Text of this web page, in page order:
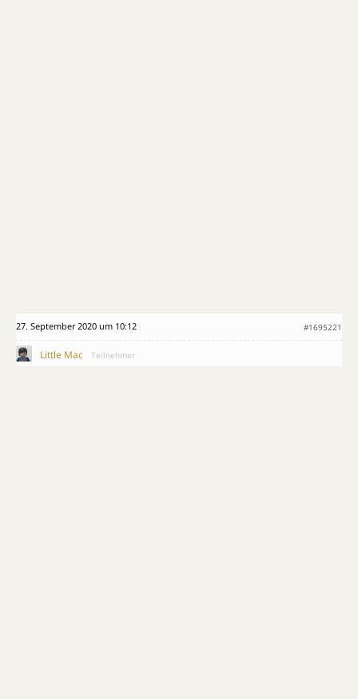
27. September 2020 um 10:12 #1695221
Little Mac Teilnehmer